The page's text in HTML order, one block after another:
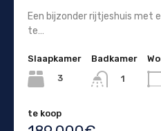
Een bijzonder rijtjeshuis met
te…
Slaapkamer
3
Badkamer
1
te koop